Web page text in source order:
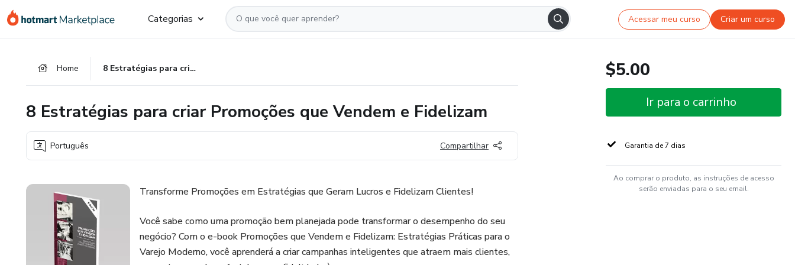
para
para
para
Categorias Acessar meu curso Criar um curso
Home 8 Estratégias para criar Promoções que Vendem e Fidelizam
8 Estratégias para criar Promoções que Vendem e Fidelizam
Português Compartilhar
Transforme Promoções em Estratégias que Geram Lucros e Fidelizam Clientes!
Você sabe como uma promoção bem planejada pode transformar o desempenho do seu
negócio? Com o e-book Promoções que Vendem e Fidelizam: Estratégias Práticas para o
Varejo Moderno, você aprenderá a criar campanhas inteligentes que atraem mais clientes,
$5.00
Ir para o carrinho
Garantia de 7 dias
Ao comprar o produto, as instruções de acesso
serão enviadas para o seu email.